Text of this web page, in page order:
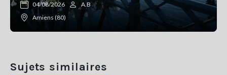
04/08/2026
A.B
Amiens (80)
Sujets similaires